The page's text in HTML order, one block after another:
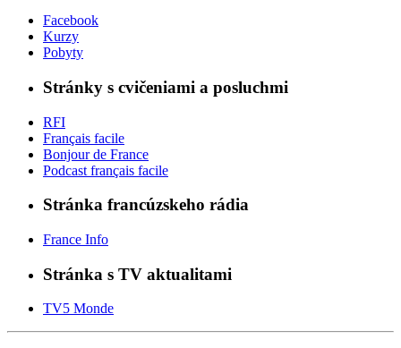
Facebook
Kurzy
Pobyty
Stránky s cvičeniami a posluchmi
RFI
Français facile
Bonjour de France
Podcast français facile
Stránka francúzskeho rádia
France Info
Stránka s TV aktualitami
TV5 Monde